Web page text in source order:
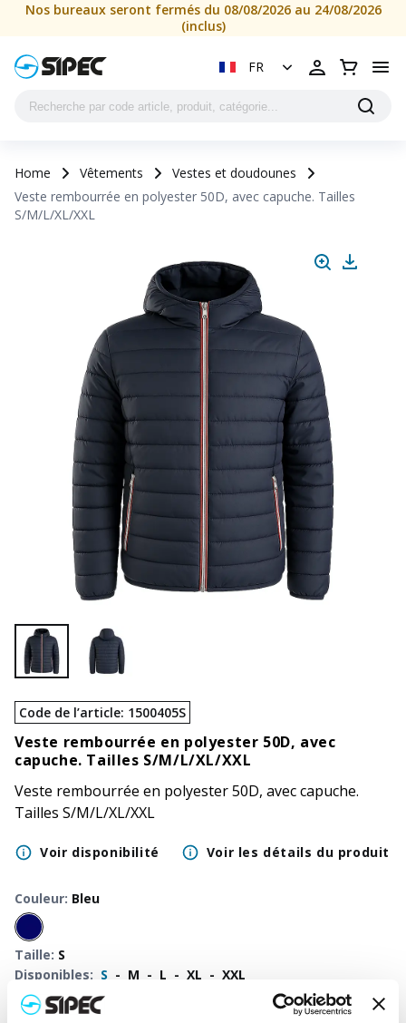
Nos bureaux seront fermés du 08/08/2026 au 24/08/2026
(inclus)
FR
Home Vêtements
Vestes et doudounes
Veste rembourrée en polyester 50D, avec capuche. Tailles
S/M/L/XL/XXL
Code de l’article: 1500405S
Veste rembourrée en polyester 50D, avec
capuche. Tailles S/M/L/XL/XXL
Veste rembourrée en polyester 50D, avec capuche.
Tailles S/M/L/XL/XXL
Voir disponibilité Voir les détails du produit
Couleur: Bleu
Taille: S
Disponibles: S - M - L - XL - XXL
50+ 1000+ 2500
Veste rembourrée en polyester 50D, avec capuche. Tailles